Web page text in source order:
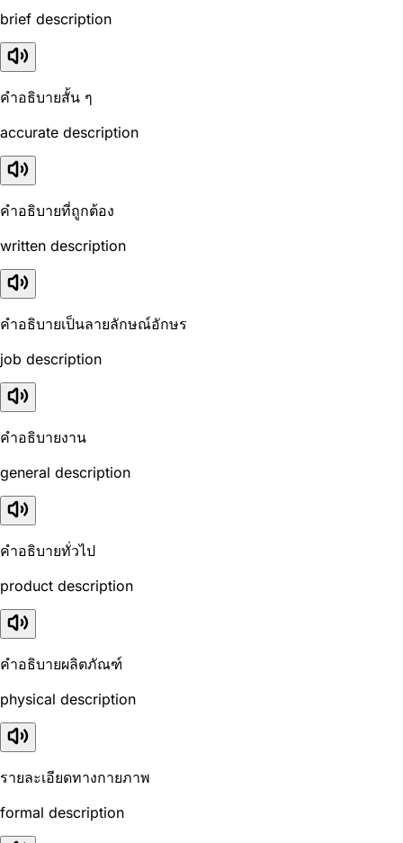
brief description
คำอธิบายสั้น ๆ
accurate description
คำอธิบายที่ถูกต้อง
written description
คำอธิบายเป็นลายลักษณ์อักษร
job description
คำอธิบายงาน
general description
คำอธิบายทั่วไป
product description
คำอธิบายผลิตภัณฑ์
physical description
รายละเอียดทางกายภาพ
formal description